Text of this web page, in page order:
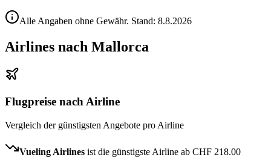
Alle Angaben ohne Gewähr. Stand: 8.8.2026
Airlines nach Mallorca
Flugpreise nach Airline
Vergleich der günstigsten Angebote pro Airline
Vueling Airlines ist die günstigste Airline ab CHF 218.00